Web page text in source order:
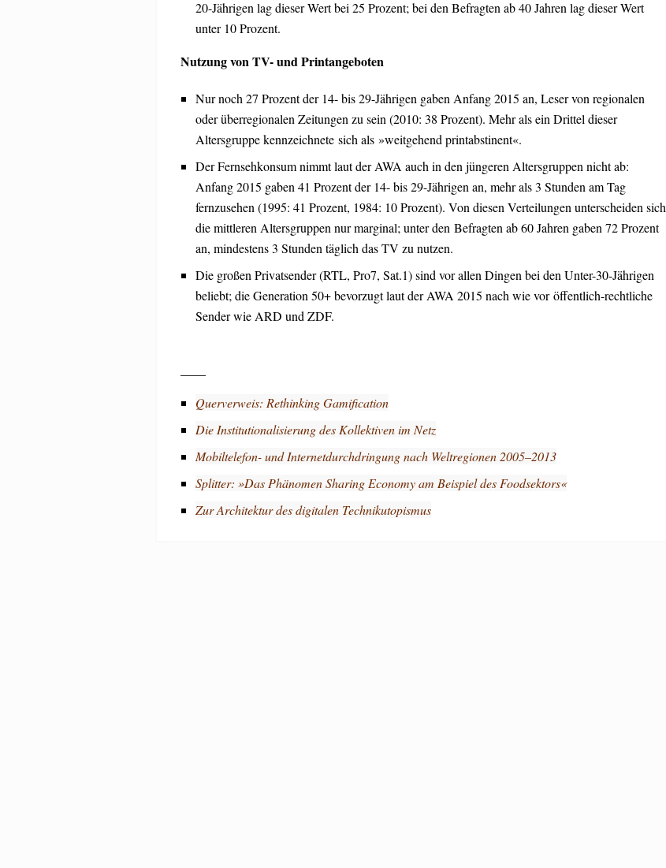
20-Jährigen lag dieser Wert bei 25 Prozent; bei den Befragten ab 40 Jahren lag dieser Wert
unter 10 Prozent.
Nutzung von TV- und Printangeboten
Nur noch 27 Prozent der 14- bis 29-Jährigen gaben Anfang 2015 an, Leser von regionalen
oder überregionalen Zeitungen zu sein (2010: 38 Prozent). Mehr als ein Drittel dieser
Altersgruppe kennzeichnete sich als »weitgehend printabstinent«.
Der Fernsehkonsum nimmt laut der AWA auch in den jüngeren Altersgruppen nicht ab:
Anfang 2015 gaben 41 Prozent der 14- bis 29-Jährigen an, mehr als 3 Stunden am Tag
fernzusehen (1995: 41 Prozent, 1984: 10 Prozent). Von diesen Verteilungen unterscheiden sich
die mittleren Altersgruppen nur marginal; unter den Befragten ab 60 Jahren gaben 72 Prozent
an, mindestens 3 Stunden täglich das TV zu nutzen.
Die großen Privatsender (RTL, Pro7, Sat.1) sind vor allen Dingen bei den Unter-30-Jährigen
beliebt; die Generation 50+ bevorzugt laut der AWA 2015 nach wie vor öffentlich-rechtliche
Sender wie ARD und ZDF.
Querverweis: Rethinking Gamification
Die Institutionalisierung des Kollektiven im Netz
Mobiltelefon- und Internetdurchdringung nach Weltregionen 2005–2013
Splitter: »Das Phänomen Sharing Economy am Beispiel des Foodsektors«
Zur Architektur des digitalen Technikutopismus